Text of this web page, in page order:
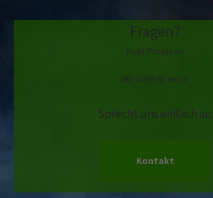
Fragen?
Kein Problem!
Wir beißen nicht.
Sprecht uns einfach an.
Kontakt